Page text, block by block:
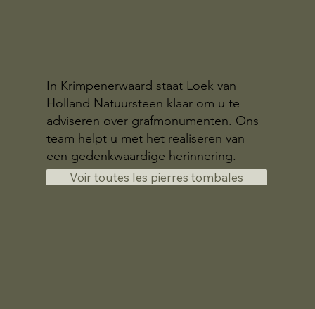
In Krimpenerwaard staat Loek van
Holland Natuursteen klaar om u te
adviseren over grafmonumenten. Ons
team helpt u met het realiseren van
een gedenkwaardige herinnering.
Voir toutes les pierres tombales